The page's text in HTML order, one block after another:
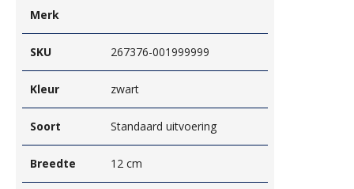
Merk
SKU 267376-001999999
Kleur zwart
Soort Standaard uitvoering
Breedte 12 cm